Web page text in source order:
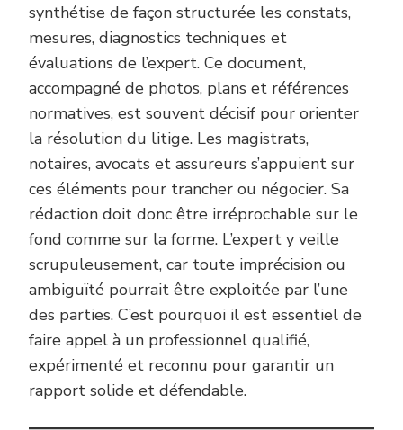
synthétise de façon structurée les constats,
mesures, diagnostics techniques et
évaluations de l’expert. Ce document,
accompagné de photos, plans et références
normatives, est souvent décisif pour orienter
la résolution du litige. Les magistrats,
notaires, avocats et assureurs s’appuient sur
ces éléments pour trancher ou négocier. Sa
rédaction doit donc être irréprochable sur le
fond comme sur la forme. L’expert y veille
scrupuleusement, car toute imprécision ou
ambiguïté pourrait être exploitée par l’une
des parties. C’est pourquoi il est essentiel de
faire appel à un professionnel qualifié,
expérimenté et reconnu pour garantir un
rapport solide et défendable.